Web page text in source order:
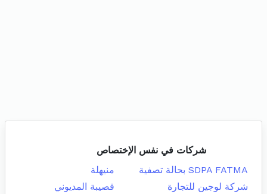
شركات في نفس الإختصاص
SDPA FATMA بحالة تصفية
منيهلة
شركة لوجين للتجارة
قصيبة المديوني